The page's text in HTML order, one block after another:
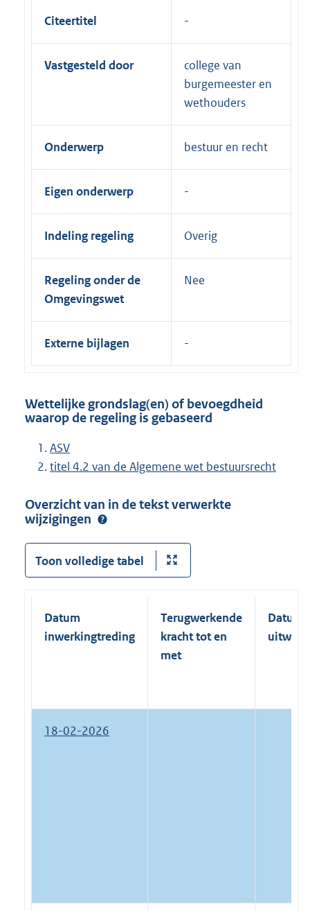
Citeertitel
Vastgesteld door
college van
burgemeester en
wethouders
Onderwerp bestuur en recht
Eigen onderwerp
Indeling regeling Overig
Regeling onder de
Omgevingswet
Nee
Externe bijlagen
Wettelijke grondslag(en) of bevoegdheid
waarop de regeling is gebaseerd
ASV
titel 4.2 van de Algemene wet bestuursrecht
Overzicht van in de tekst verwerkte
wijzigingen
Toon volledige tabel
Datum
inwerkingtreding
Terugwerkende
kracht tot en
met
Datum
18-02-2026